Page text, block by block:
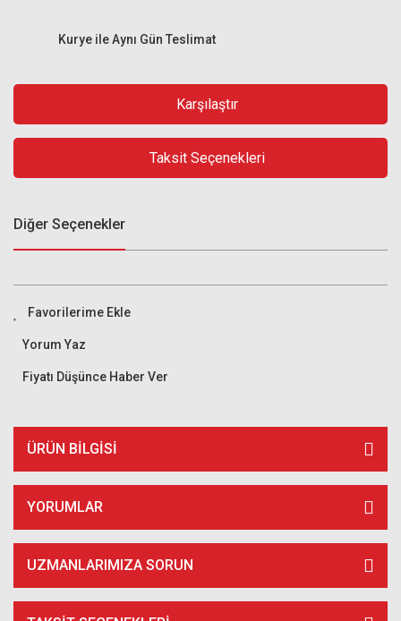
Kurye ile Aynı Gün Teslimat
Karşılaştır
Taksit Seçenekleri
Diğer Seçenekler
Yorum Yaz
Fiyatı Düşünce Haber Ver
ÜRÜN BILGISI
YORUMLAR
UZMANLARIMIZA SORUN